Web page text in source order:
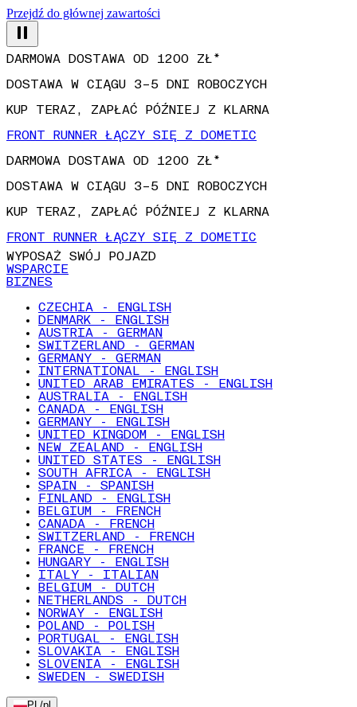
Przejdź do głównej zawartości
DARMOWA DOSTAWA OD 1200 ZŁ*
DOSTAWA W CIĄGU 3–5 DNI ROBOCZYCH
KUP TERAZ, ZAPŁAĆ PÓŹNIEJ Z KLARNA
FRONT RUNNER ŁĄCZY SIĘ Z DOMETIC
DARMOWA DOSTAWA OD 1200 ZŁ*
DOSTAWA W CIĄGU 3–5 DNI ROBOCZYCH
KUP TERAZ, ZAPŁAĆ PÓŹNIEJ Z KLARNA
FRONT RUNNER ŁĄCZY SIĘ Z DOMETIC
WYPOSAŻ SWÓJ POJAZD
WSPARCIE
BIZNES
CZECHIA - ENGLISH
DENMARK - ENGLISH
AUSTRIA - GERMAN
SWITZERLAND - GERMAN
GERMANY - GERMAN
INTERNATIONAL - ENGLISH
UNITED ARAB EMIRATES - ENGLISH
AUSTRALIA - ENGLISH
CANADA - ENGLISH
GERMANY - ENGLISH
UNITED KINGDOM - ENGLISH
NEW ZEALAND - ENGLISH
UNITED STATES - ENGLISH
SOUTH AFRICA - ENGLISH
SPAIN - SPANISH
FINLAND - ENGLISH
BELGIUM - FRENCH
CANADA - FRENCH
SWITZERLAND - FRENCH
FRANCE - FRENCH
HUNGARY - ENGLISH
ITALY - ITALIAN
BELGIUM - DUTCH
NETHERLANDS - DUTCH
NORWAY - ENGLISH
POLAND - POLISH
PORTUGAL - ENGLISH
SLOVAKIA - ENGLISH
SLOVENIA - ENGLISH
SWEDEN - SWEDISH